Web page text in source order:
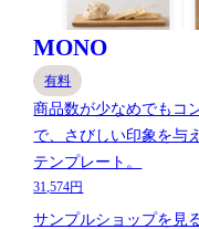
MONO
有料
商品数が少なめでもコ
で、さびしい印象を与
テンプレート。
31,574円
サンプルショップを見